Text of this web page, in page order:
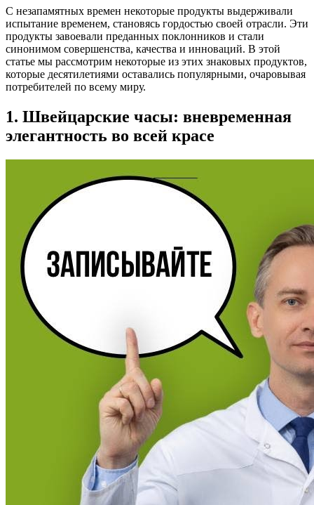
С незапамятных времен некоторые продукты выдерживали
испытание временем, становясь гордостью своей отрасли. Эти
продукты завоевали преданных поклонников и стали
синонимом совершенства, качества и инноваций. В этой
статье мы рассмотрим некоторые из этих знаковых продуктов,
которые десятилетиями оставались популярными, очаровывая
потребителей по всему миру.
1. Швейцарские часы: вневременная
элегантность во всей красе